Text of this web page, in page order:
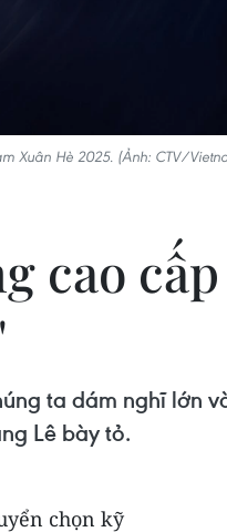
Xuân Hè 2025. (Ảnh: CTV/
cao
ta dám nghĩ lớn
Lê bày tỏ.
chọn kỹ